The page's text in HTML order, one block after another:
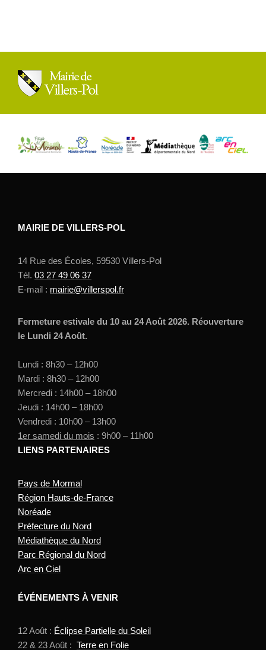
MAIRIE DE VILLERS-POL
14 Rue des Écoles, 59530 Villers-Pol
Tél. 03 27 49 06 37
E-mail : mairie@villerspol.fr
Fermeture estivale du 10 au 24 Août 2026. Réouverture
le Lundi 24 Août.
Lundi : 8h30 – 12h00
Mardi : 8h30 – 12h00
Mercredi : 14h00 – 18h00
Jeudi : 14h00 – 18h00
Vendredi : 10h00 – 13h00
1er samedi du mois : 9h00 – 11h00
LIENS PARTENAIRES
Pays de Mormal
Région Hauts-de-France
Noréade
Préfecture du Nord
Médiathèque du Nord
Parc Régional du Nord
Arc en Ciel
ÉVÉNEMENTS À VENIR
12 Août : Éclipse Partielle du Soleil
22 & 23 Août : Terre en Folie